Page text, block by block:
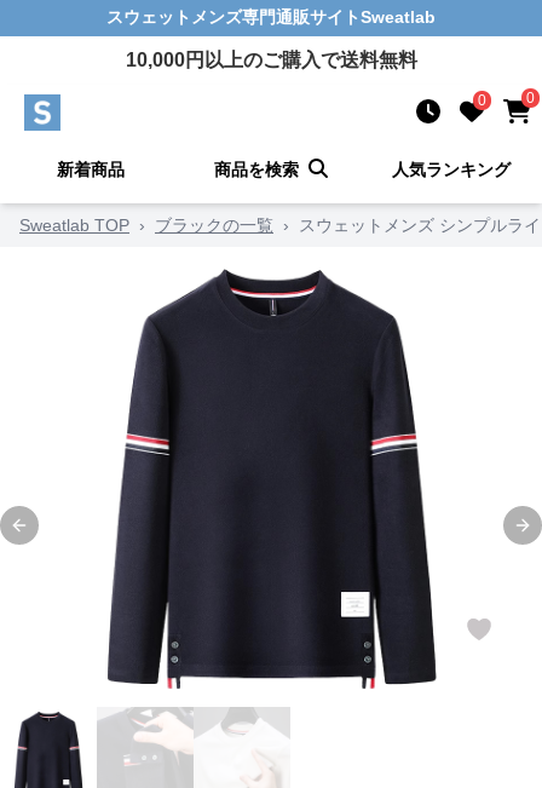
スウェットメンズ専門通販サイトSweatlab
10,000円以上のご購入で送料無料
0 0
新着商品 商品を検索 人気ランキング
Sweatlab TOP › ブラックの一覧 › スウェットメンズ シンプルラ
Previous slide